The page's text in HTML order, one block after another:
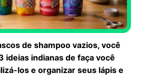
de shampoo vazios, você
ideias indianas de faça você
los e organizar seus lápis e